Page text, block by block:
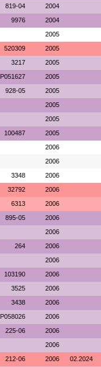
819-04 2004
9976 2004
2005
520309 2005
3217 2005
P051627 2005
928-05 2005
2005
2005
100487 2005
2006
2006
3348 2006
32792 2006
6313 2006
895-05 2006
2006
264 2006
2006
103190 2006
3525 2006
3438 2006
P058026 2006
225-06 2006
2006
212-06 2006 02.2024